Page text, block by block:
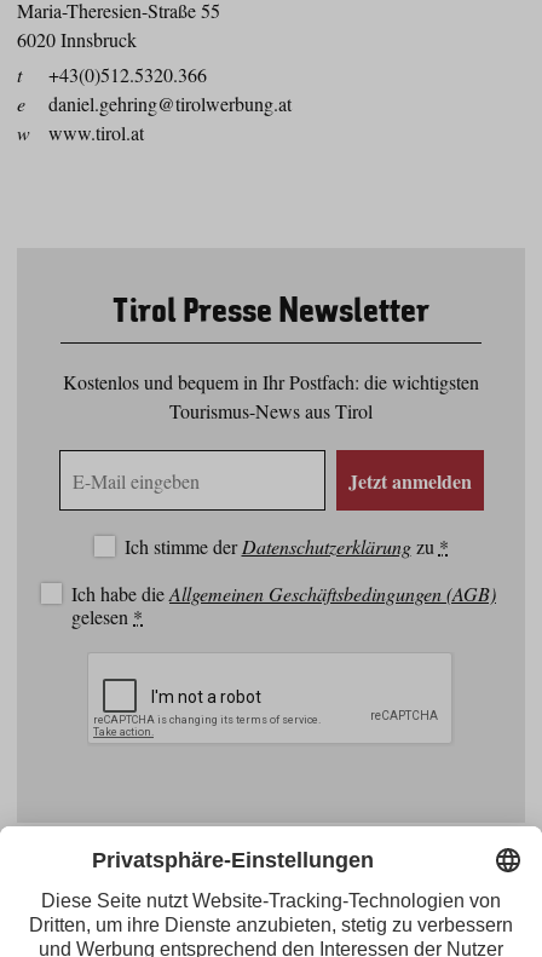
Maria-Theresien-Straße 55
6020 Innsbruck
t
+43(0)512.5320.366
e
daniel.gehring@tirolwerbung.at
w
www.tirol.at
Tirol Presse Newsletter
Kostenlos und bequem in Ihr Postfach: die wichtigsten
Tourismus-News aus Tirol
Mail
Jetzt anmelden
Ich stimme derDatenschutzerklärungzu *
Ich habe dieAllgemeinen Geschäftsbedingungen (AGB)
gelesen *
Instagram